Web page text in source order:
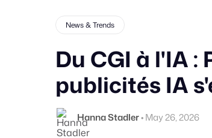
News & Trends
Du CGI à l'IA
publicités IA
Hanna Stadler•May 26, 2026